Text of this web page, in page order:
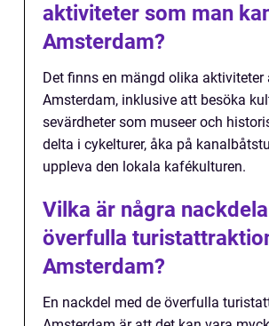
aktiviteter som man
Amsterdam?
Det finns en mängd olika aktiviteter
Amsterdam, inklusive att besöka
sevärdheter som museer och
delta i cykelturer, åka på
uppleva den lokala kafékulturen.
Vilka är några
överfulla
Amsterdam?
En nackdel med de överfulla